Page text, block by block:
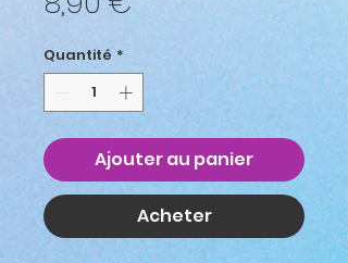
Quantité *
Ajouter au panier
Acheter